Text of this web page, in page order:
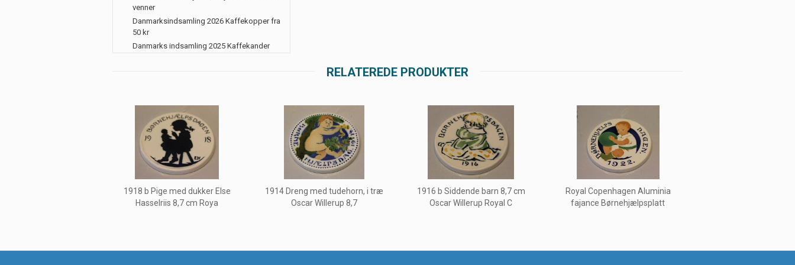
venner
Danmarksindsamling 2026 Kaffekopper fra
50 kr
Danmarks indsamling 2025 Kaffekander
RELATEREDE PRODUKTER
1918 b Pige med dukker Else
Hasselriis 8,7 cm Roya
1914 Dreng med tudehorn, i træ
Oscar Willerup 8,7
1916 b Siddende barn 8,7 cm
Oscar Willerup Royal C
Royal Copenhagen Aluminia
fajance Børnehjælpsplatt